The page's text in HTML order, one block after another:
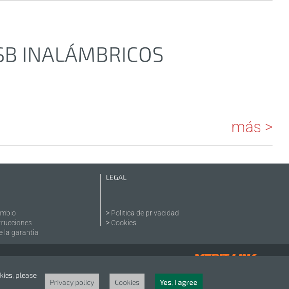
INALÁMBRICOS
más >
la garantia
LEGAL
Politica de privacidad
Cookies
please
Privacy policy Cookies Yes, I agree